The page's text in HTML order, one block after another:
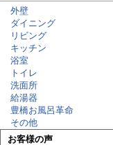
外壁
ダイニング
リビング
キッチン
浴室
トイレ
洗面所
給湯器
豊橋お風呂革命
その他
お客様の声